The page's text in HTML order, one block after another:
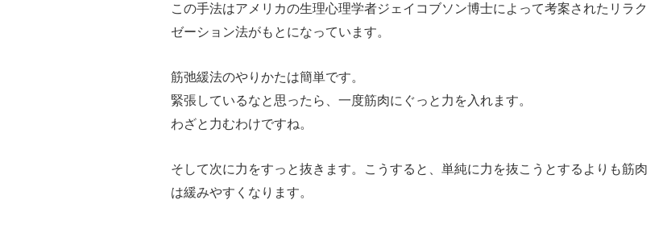
この手法はアメリカの生理心理学者ジェイコブソン博士によって考案されたリラク
ゼーション法がもとになっています。
筋弛緩法のやりかたは簡単です。
緊張しているなと思ったら、一度筋肉にぐっと力を入れます。
わざと力むわけですね。
そして次に力をすっと抜きます。こうすると、単純に力を抜こうとするよりも筋肉
は緩みやすくなります。